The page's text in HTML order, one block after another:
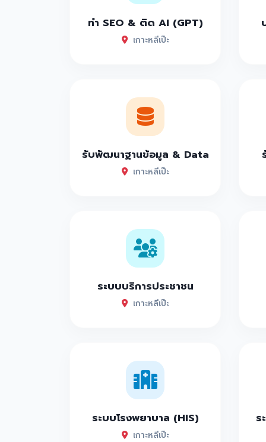
ทำ SEO & ติด AI (GPT)
เกาะหลีเป๊ะ
รับพัฒนาฐานข้อมูล & Data
เกาะหลีเป๊ะ
ระบบบริการประชาชน
เกาะหลีเป๊ะ
ระบบโรงพยาบาล (HIS)
เกาะหลีเป๊ะ
ร